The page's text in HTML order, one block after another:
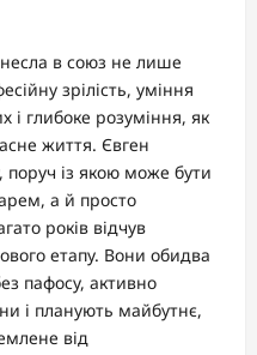
в союз не лише
зрілість, уміння
і глибоке розуміння, як
життя. Євген
із якою може бути
а й просто
років відчув
етапу. Вони обидва
пафосу, активно
і планують майбутнє,
від